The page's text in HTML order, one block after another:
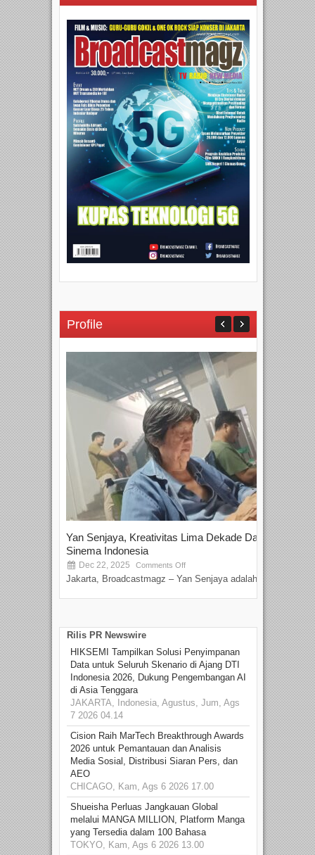
Profile
Yan Senjaya, Kreativitas Lima Dekade Dalam
Sinema Indonesia
Dec 22, 2025 Comments Off
Jakarta, Broadcastmagz – Yan Senjaya adalah...
Rilis PR Newswire
HIKSEMI Tampilkan Solusi Penyimpanan
Data untuk Seluruh Skenario di Ajang DTI
Indonesia 2026, Dukung Pengembangan AI
di Asia Tenggara
JAKARTA, Indonesia, Agustus, Jum, Ags
7 2026 04.14
Cision Raih MarTech Breakthrough Awards
2026 untuk Pemantauan dan Analisis
Media Sosial, Distribusi Siaran Pers, dan
AEO
CHICAGO, Kam, Ags 6 2026 17.00
Shueisha Perluas Jangkauan Global
melalui MANGA MILLION, Platform Manga
yang Tersedia dalam 100 Bahasa
TOKYO, Kam, Ags 6 2026 13.00